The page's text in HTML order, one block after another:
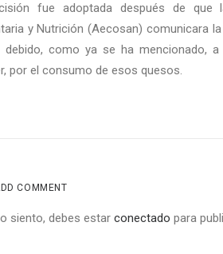
fue adoptada después de que
y Nutrición (Aecosan) comunicara
debido, como ya se ha mencionado,
por el consumo de esos quesos.
COMMENT
siento, debes estar conectado para